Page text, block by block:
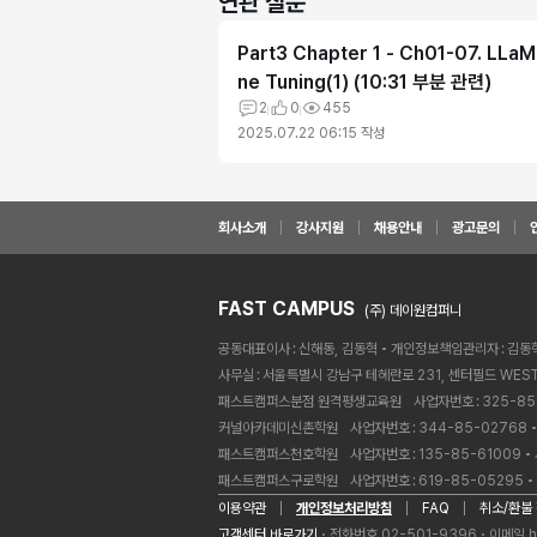
Part3 Chapter 1 - Ch01-07.
ne Tuning(1) (10:31 부분 관련)
2 0
455
2025.07.22 06:15 작성
회사소개 강사지원 채용안내 광고문의
FAST CAMPUS (주) 데이원컴퍼니
공동대표이사 신해동, 김동혁 개인정보책임관리자
김동
사무실 서울특별시 강남구 테헤란로 231, 센터필드
패스트캠퍼스분점 원격평생교육원ㅤ 사업자번호 325-
커널아카데미신촌학원ㅤ 사업자번호 344-85-02768
패스트캠퍼스천호학원ㅤ 사업자번호 135-85-61009
패스트캠퍼스구로학원ㅤ 사업자번호 619-85-05295
이용약관
개인정보처리방침 FAQ
취소/환불